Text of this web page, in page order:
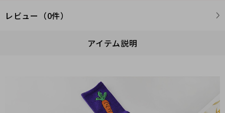
レビュー（0件）
アイテム説明